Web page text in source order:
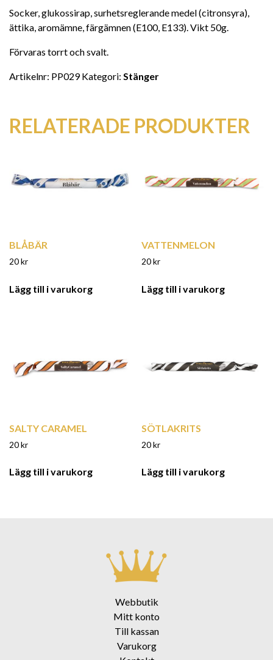
Socker, glukossirap, surhetsreglerande medel (citronsyra),
ättika, aromämne, färgämnen (E100, E133). Vikt 50g.
Förvaras torrt och svalt.
Artikelnr: PP029 Kategori: Stänger
RELATERADE PRODUKTER
BLÅBÄR
20kr
Lägg till i varukorg
VATTENMELON
20kr
Lägg till i varukorg
SALTY CARAMEL
20kr
Lägg till i varukorg
SÖTLAKRITS
20kr
Lägg till i varukorg
Webbutik
Mitt konto
Till kassan
Varukorg